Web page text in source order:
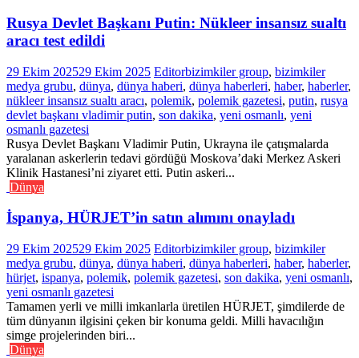
Rusya Devlet Başkanı Putin: Nükleer insansız sualtı
aracı test edildi
29 Ekim 202529 Ekim 2025 Editorbizimkiler group, bizimkiler
medya grubu, dünya, dünya haberi, dünya haberleri, haber, haberler,
nükleer insansız sualtı aracı, polemik, polemik gazetesi, putin, rusya
devlet başkanı vladimir putin, son dakika, yeni osmanlı, yeni
osmanlı gazetesi
Rusya Devlet Başkanı Vladimir Putin, Ukrayna ile çatışmalarda
yaralanan askerlerin tedavi gördüğü Moskova’daki Merkez Askeri
Klinik Hastanesi’ni ziyaret etti. Putin askeri...
Dünya
İspanya, HÜRJET’in satın alımını onayladı
29 Ekim 202529 Ekim 2025 Editorbizimkiler group, bizimkiler
medya grubu, dünya, dünya haberi, dünya haberleri, haber, haberler,
hürjet, ispanya, polemik, polemik gazetesi, son dakika, yeni osmanlı,
yeni osmanlı gazetesi
Tamamen yerli ve milli imkanlarla üretilen HÜRJET, şimdilerde de
tüm dünyanın ilgisini çeken bir konuma geldi. Milli havacılığın
simge projelerinden biri...
Dünya